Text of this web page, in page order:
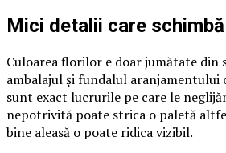
Mici detalii care
Culoarea florilor e doar jumătate din
ambalajul și fundalul aranjamentului
sunt exact lucrurile pe care le
nepotrivită poate strica o paletă
bine aleasă o poate ridica vizibil.